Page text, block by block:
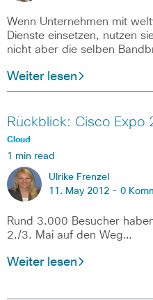
Wenn Unternehmen mit
Dienste einsetzen, nutzen
nicht aber die selben
Weiter lesen
Rückblick: Cisco Expo
Cloud
1 min read
Ulrike Frenzel
11. May 2012 - 0
Rund 3.000 Besucher
2./3. Mai auf den Weg…
Weiter lesen